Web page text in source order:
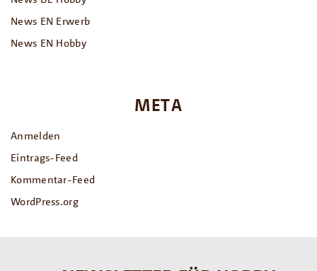
News EN Erwerb
News EN Hobby
META
Anmelden
Eintrags-Feed
Kommentar-Feed
WordPress.org